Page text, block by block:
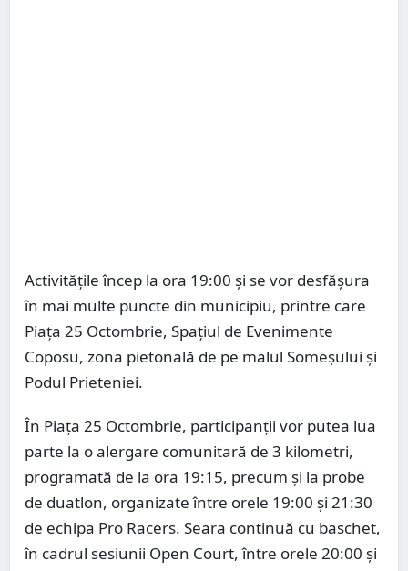
Activitățile încep la ora 19:00 și se vor desfășura
în mai multe puncte din municipiu, printre care
Piața 25 Octombrie, Spațiul de Evenimente
Coposu, zona pietonală de pe malul Someșului și
Podul Prieteniei.
În Piața 25 Octombrie, participanții vor putea lua
parte la o alergare comunitară de 3 kilometri,
programată de la ora 19:15, precum și la probe
de duatlon, organizate între orele 19:00 și 21:30
de echipa Pro Racers. Seara continuă cu baschet,
în cadrul sesiunii Open Court, între orele 20:00 și